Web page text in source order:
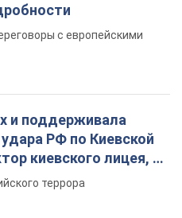
с европейскими
и поддерживала
РФ по Киевской
киевского лицея, её
террора